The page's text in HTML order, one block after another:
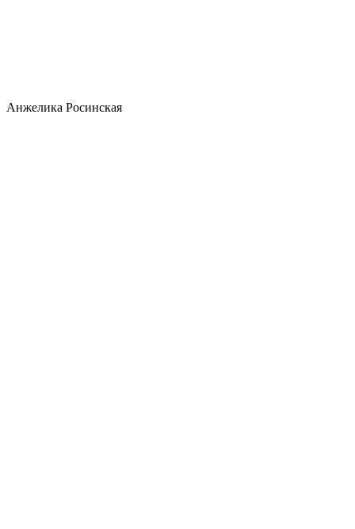
Анжелика Росинская